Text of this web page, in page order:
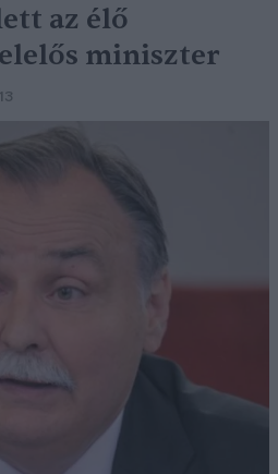
az élő
miniszter